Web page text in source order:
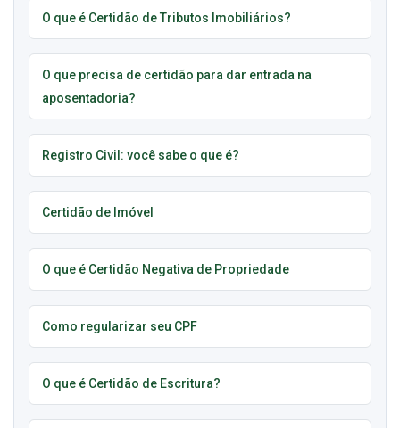
O que é Certidão de Tributos Imobiliários?
O que precisa de certidão para dar entrada na
aposentadoria?
Registro Civil: você sabe o que é?
Certidão de Imóvel
O que é Certidão Negativa de Propriedade
Como regularizar seu CPF
O que é Certidão de Escritura?